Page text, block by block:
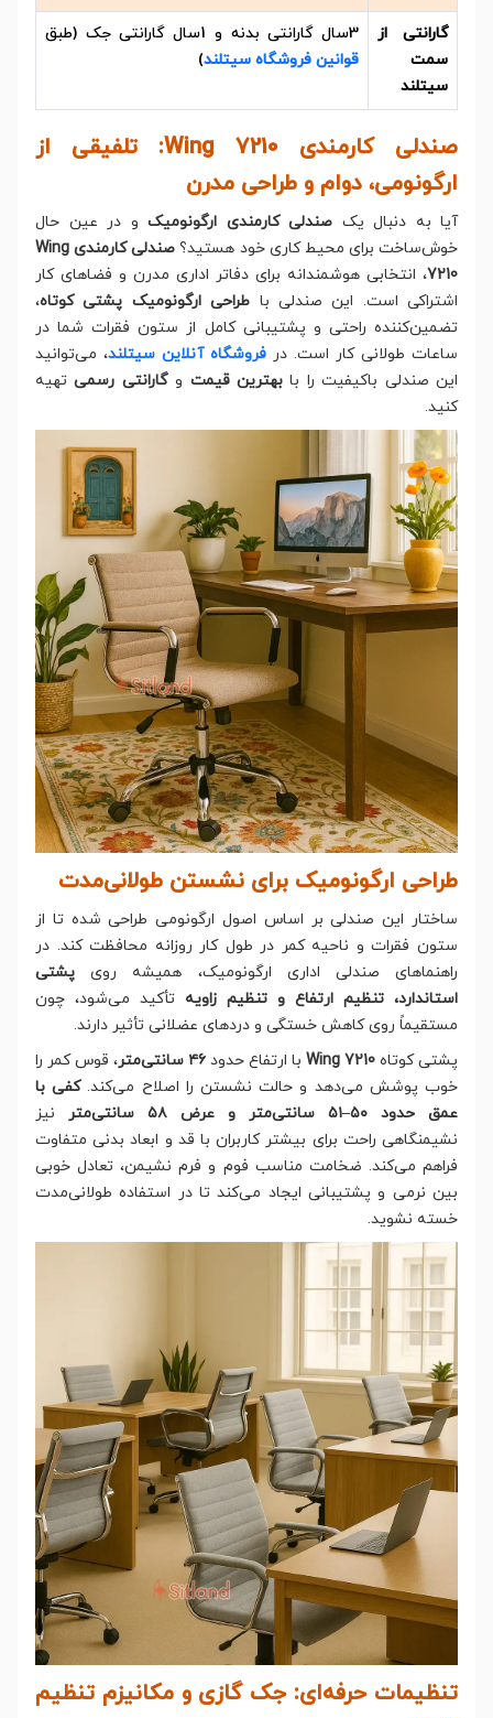
گارانتی از
سمت
سیتلند
3سال گارانتی بدنه و 1سال گارانتی جک (طبق
قوانین فروشگاه سیتلند)
صندلی کارمندی Wing 7210: تلفیقی از
ارگونومی، دوام و طراحی مدرن
آیا به دنبال یک صندلی کارمندی ارگونومیک و در عین حال
خوش‌ساخت برای محیط کاری خود هستید؟
صندلی کارمندی Wing
7210، انتخابی هوشمندانه برای دفاتر اداری مدرن و فضاهای کار
اشتراکی است. این صندلی با طراحی ارگونومیک پشتی کوتاه،
تضمین‌کننده راحتی و پشتیبانی کامل از ستون فقرات شما در
ساعات طولانی کار است. در فروشگاه آنلاین سیتلند، می‌توانید
این صندلی باکیفیت را با بهترین قیمت وگارانتی رسمیتهیه
کنید.
طراحی ارگونومیک برای نشستن طولانی‌مدت
ساختار این صندلی بر اساس اصول ارگونومی طراحی شده تا از
ستون فقرات و ناحیه کمر در طول کار روزانه محافظت کند. در
راهنماهای صندلی اداری ارگونومیک، همیشه روی پشتی
استاندارد، تنظیم ارتفاع و تنظیم زاویه تأکید می‌شود، چون
مستقیماً روی کاهش خستگی و دردهای عضلانی تأثیر دارند.
پشتی کوتاه Wing 7210 با ارتفاع حدود ۴۶ سانتی‌متر
، قوس کمر را
خوب پوشش می‌دهد و حالت نشستن را اصلاح می‌کند.کفی با
عمق حدود ۵۰–۵۱ سانتی‌متر و عرض ۵۸ سانتی‌متر
نیز
نشیمنگاهی راحت برای بیشتر کاربران با قد و ابعاد بدنی متفاوت
فراهم می‌کند. ضخامت مناسب فوم و فرم نشیمن، تعادل خوبی
بین نرمی و پشتیبانی ایجاد می‌کند تا در استفاده طولانی‌مدت
خسته نشوید.
تنظیمات حرفه‌ای: جک گازی و مکانیزم تنظیم